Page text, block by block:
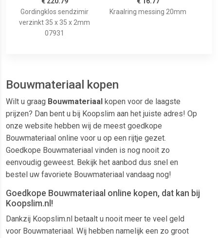
Gordingklos sendzimir
verzinkt 35 x 35 x 2mm
07931
Kraalring messing 20mm
Bouwmateriaal kopen
Wilt u graag Bouwmateriaal kopen voor de laagste
prijzen? Dan bent u bij Koopslim aan het juiste adres! Op
onze website hebben wij de meest goedkope
Bouwmateriaal online voor u op een rijtje gezet.
Goedkope Bouwmateriaal vinden is nog nooit zo
eenvoudig geweest. Bekijk het aanbod dus snel en
bestel uw favoriete Bouwmateriaal vandaag nog!
Goedkope Bouwmateriaal online kopen, dat kan bij
Koopslim.nl!
Dankzij Koopslim.nl betaalt u nooit meer te veel geld
voor Bouwmateriaal. Wij hebben namelijk een zo groot